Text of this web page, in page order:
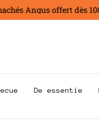
Angus offert dès 100€
De essentie